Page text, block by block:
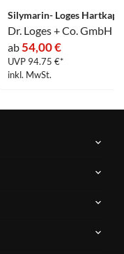
Dr. Loges + Co. GmbH
ab54,00 €
UVP 94.75 €*
inkl. MwSt.